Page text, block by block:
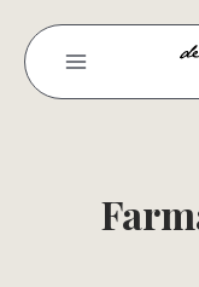
contenido